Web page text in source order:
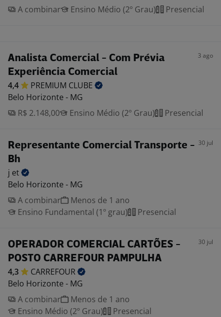
A combinar
Ensino Médio (2º Grau) Presencial
Analista Comercial - Com Prévia
Experiência Comercial
3 ago
4,4 PREMIUM CLUBE
Belo Horizonte - MG
R$ 2.148,00
Ensino Médio (2º Grau) Presencial
Representante Comercial Transporte -
Bh
30 jul
j et
Belo Horizonte - MG
A combinar
Menos de 1 ano
Ensino Fundamental (1º grau)
Presencial
OPERADOR COMERCIAL CARTÕES -
POSTO CARREFOUR PAMPULHA
30 jul
4,3
CARREFOUR
Belo Horizonte - MG
A combinar
Menos de 1 ano
Ensino Médio (2º Grau)
Presencial